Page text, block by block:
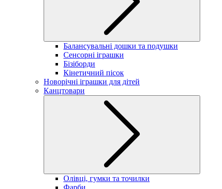
Балансувальні дошки та подушки
Сенсорні іграшки
Бізіборди
Кінетичний пісок
Новорічні іграшки для дітей
Канцтовари
Олівці, гумки та точилки
Фарби